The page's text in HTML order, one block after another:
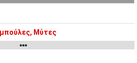
Μύτες